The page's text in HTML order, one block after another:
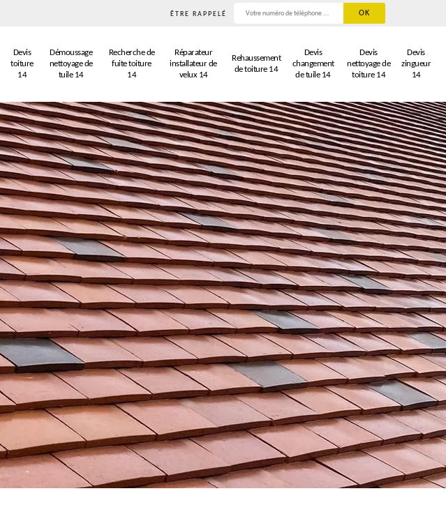
ÊTRE RAPPELÉ
Devis
toiture
14
Démoussage
nettoyage de
tuile 14
Recherche de
fuite toiture
14
Réparateur
installateur de
velux 14
Rehaussement
de toiture 14
Devis
changement
de tuile 14
Devis
nettoyage de
toiture 14
Devis
zingueur
14